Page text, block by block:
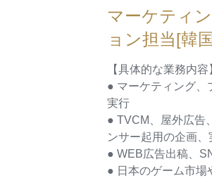
マーケティ
ョン担当[韓
【具体的な業務内容
● マーケティング、
実行
● TVCM、屋外広告
ンサー起用の企画、
● WEB広告出稿、
● 日本のゲーム市場